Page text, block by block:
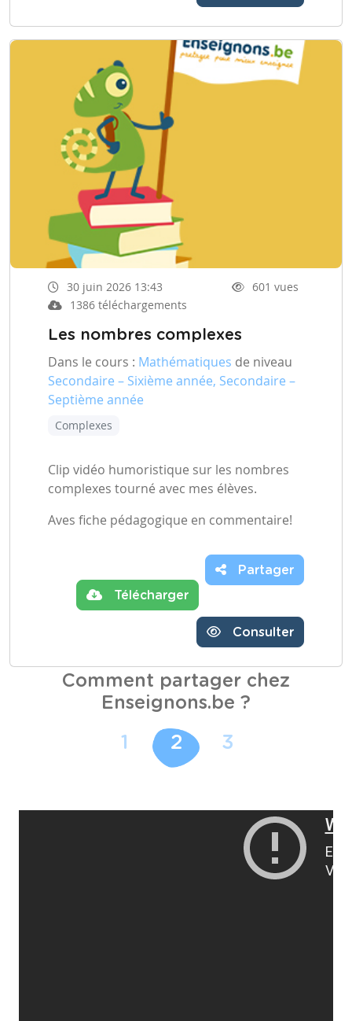
30 juin 2026 13:43
601 vues
1386 téléchargements
Les nombres complexes
Dans le cours : Mathématiques de niveau
Secondaire – Sixième année, Secondaire –
Septième année
Complexes
Clip vidéo humoristique sur les nombres
complexes tourné avec mes élèves.
Aves fiche pédagogique en commentaire!
Télécharger
Partager
Consulter
Comment partager chez
Enseignons.be ?
1 2 3